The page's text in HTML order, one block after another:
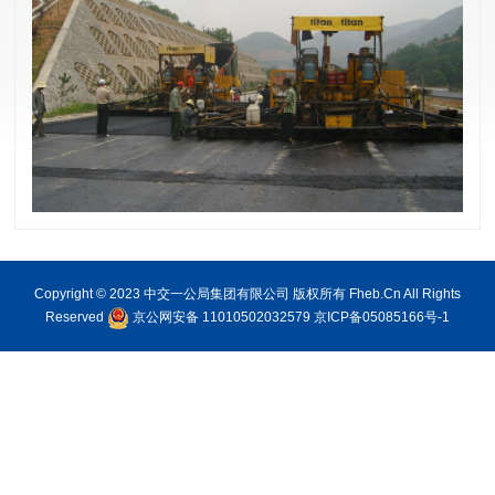
Copyright © 2023 中交一公局集团有限公司 版权所有 Fheb.Cn All Rights
Reserved
京公网安备 11010502032579 京ICP备05085166号-1